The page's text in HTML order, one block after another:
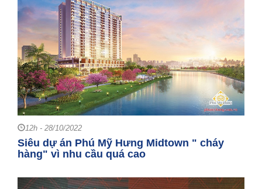
12h - 28/10/2022
Siêu dự án Phú Mỹ Hưng Midtown " cháy
hàng" vì nhu cầu quá cao